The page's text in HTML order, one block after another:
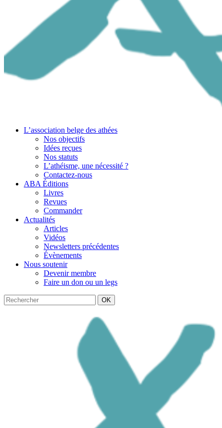
L’association belge des athées
Nos objectifs
Idées reçues
Nos statuts
L’athéisme, une nécessité ?
Contactez-nous
ABA Éditions
Livres
Revues
Commander
Actualités
Articles
Vidéos
Newsletters précédentes
Évènements
Nous soutenir
Devenir membre
Faire un don ou un legs
OK